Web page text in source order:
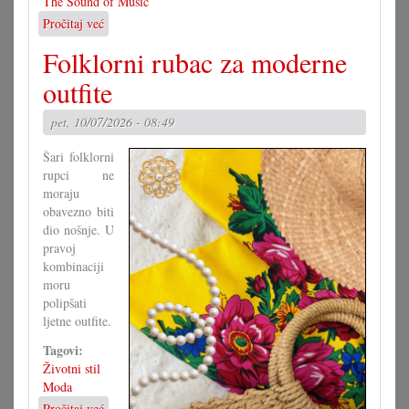
Pročitaj već
Američki
hit
na
mjenovskoj
pozornici
Folklorni rubac za moderne
outfite
pet, 10/07/2026 - 08:49
Šari folklorni
rupci ne
moraju
obavezno biti
dio nošnje. U
pravoj
kombinaciji
moru
polipšati
ljetne outfite.
Tagovi:
Životni stil
Moda